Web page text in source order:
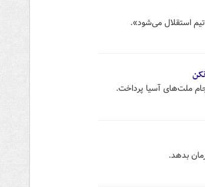
استقلال می‌شود».
ملت‌های آسیا پرداخت.
بدهد.